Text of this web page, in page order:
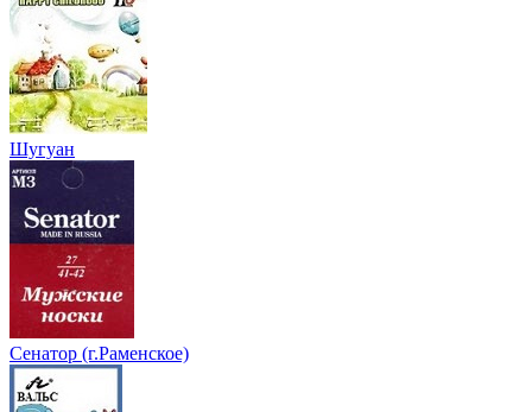
Шугуан
Сенатор (г.Раменское)